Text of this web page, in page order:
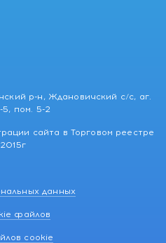
р-н, Ждановичский с/с, аг.
5, пом. 5-2
сайта в Торговом реестре
данных
файлов
cookie